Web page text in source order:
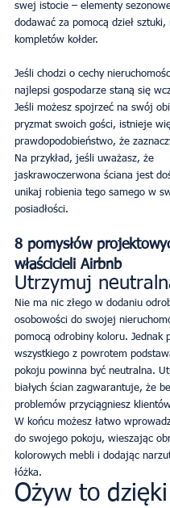
swej istocie – elementy
dodawać za pomocą dzieł sztuki,
kompletów kołder.
Jeśli chodzi o cechy
najlepsi gospodarze staną się
Jeśli możesz spojrzeć na swój
pryzmat swoich gości, istnieje
prawdopodobieństwo, że
Na przykład, jeśli uważasz, że
jaskrawoczerwona ściana jest
unikaj robienia tego samego w
posiadłości.
8 pomysłów
właścicieli Airbnb
Utrzymuj
Nie ma nic złego w dodaniu
osobowości do swojej
pomocą odrobiny koloru. Jednak
wszystkiego z powrotem
pokoju powinna być neutralna.
białych ścian zagwarantuje, że
problemów przyciągniesz
W końcu możesz łatwo
do swojego pokoju, wieszając
kolorowych mebli i dodając
łóżka.
Ożyw to dzięki